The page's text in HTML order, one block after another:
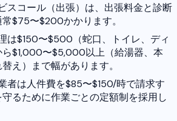
スコール（出張）は、出張料金と診断
$75〜$200かかります。
は$150〜$500（蛇口、トイレ、ディ
ら$1,000〜$5,000以上（給湯器、本
え）まで幅があります。
者は人件費を$85〜$150/時で請求す
るために作業ごとの定額制を採用し